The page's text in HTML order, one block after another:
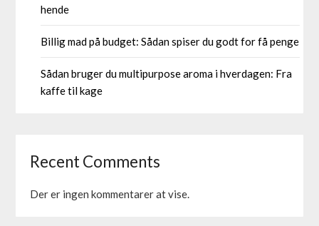
hende
Billig mad på budget: Sådan spiser du godt for få penge
Sådan bruger du multipurpose aroma i hverdagen: Fra
kaffe til kage
Recent Comments
Der er ingen kommentarer at vise.